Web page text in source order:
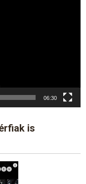
06:30
is